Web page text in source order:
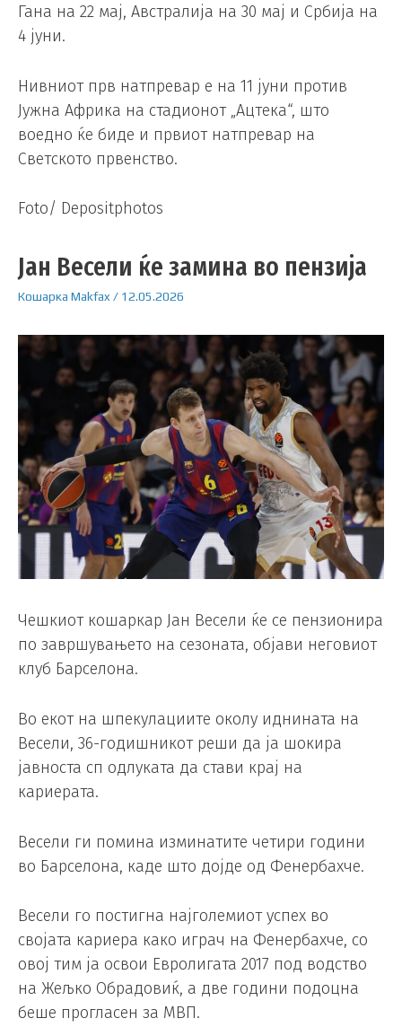
Гана на 22 мај, Австралија на 30 мај и Србија на
4 јуни.
Нивниот прв натпревар е на 11 јуни против
Јужна Африка на стадионот „Ацтека“, што
воедно ќе биде и првиот натпревар на
Светското првенство.
Foto/ Depositphotos
Јан Весели ќе замина во пензија
Кошарка Makfax/ 12.05.2026
Чешкиот кошаркар Јан Весели ќе се пензионира
по завршувањето на сезоната, објави неговиот
клуб Барселона.
Во екот на шпекулациите околу иднината на
Весели, 36-годишникот реши да ја шокира
јавноста сп одлуката да стави крај на
кариерата.
Весели ги помина изминатите четири години
во Барселона, каде што дојде од Фенербахче.
Весели го постигна најголемиот успех во
својата кариера како играч на Фенербахче, со
овој тим ја освои Евролигата 2017 под водство
на Жељко Обрадовиќ, а две години подоцна
беше прогласен за МВП.